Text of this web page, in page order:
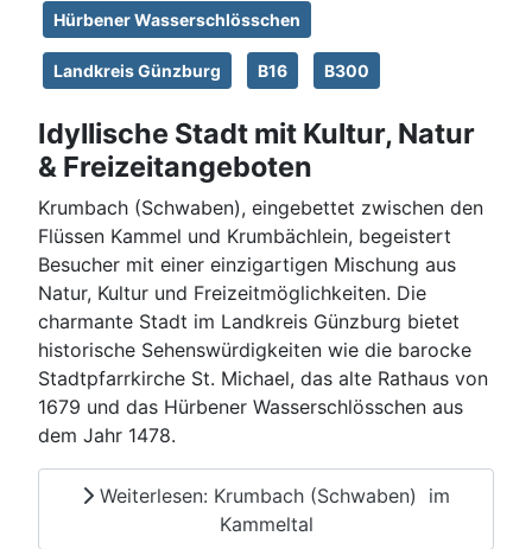
Hürbener Wasserschlösschen
Landkreis Günzburg B16 B300
Idyllische Stadt mit Kultur, Natur
& Freizeitangeboten
Krumbach (Schwaben), eingebettet zwischen den
Flüssen Kammel und Krumbächlein, begeistert
Besucher mit einer einzigartigen Mischung aus
Natur, Kultur und Freizeitmöglichkeiten. Die
charmante Stadt im Landkreis Günzburg bietet
historische Sehenswürdigkeiten wie die barocke
Stadtpfarrkirche St. Michael, das alte Rathaus von
1679 und das Hürbener Wasserschlösschen aus
dem Jahr 1478.
Weiterlesen: Krumbach (Schwaben) im
Kammeltal